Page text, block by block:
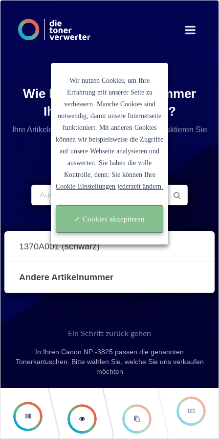
Wie lautet die Artikelnummer
Ihrer Tonerkartusche?
Ihre Artikelnummer ist nicht aufgelistet? Kontaktieren Sie
unseren Service.
1370A001 (schwarz)
Andere Artikelnummer
Ein Schritt zurück gehen
In Ihren Canon NP -3825 passen die genannten
Tonerkartuschen. Bitte wählen Sie, welche Sie uns verkaufen
möchten
second
step
third step
Wir nutzen Cookies, um Ihre
Erfahrung mit unserer Seite zu
verbessern. Manche Cookies sind
notwendig, damit unsere Internetseite
funktioniert. Mit anderen Cookies
können wir beispielsweise die Zugriffe
auf unsere Webseite analysieren und
auswerten. Sie haben die volle
Kontrolle, denn: Sie können Ihre
Cookie-Einstellungen jederzeit ändern.
✓ Cookies akzeptieren